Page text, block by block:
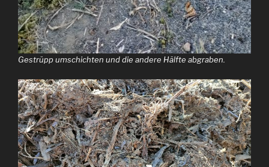
Gestrüpp umschichten und die andere Hälfte abgraben.